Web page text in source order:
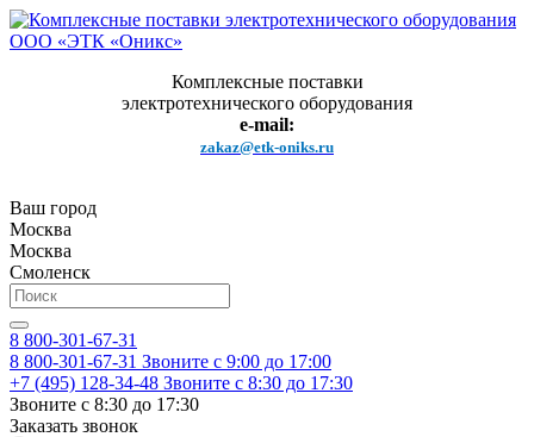
Комплексные поставки
электротехнического оборудования
e-mail:
zakaz@etk-oniks.ru
Ваш город
Москва
Москва
Смоленск
8 800-301-67-31
8 800-301-67-31 Звоните с 9:00 до 17:00
+7 (495) 128-34-48 Звоните с 8:30 до 17:30
Звоните с 8:30 до 17:30
Заказать звонок